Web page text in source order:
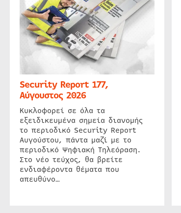
Security Report 177,
Αύγουστος 2026
Κυκλοφορεί σε όλα τα
εξειδικευμένα σημεία διανομής
το περιοδικό Security Report
Αυγούστου, πάντα μαζί με το
περιοδικό Ψηφιακή Τηλεόραση.
Στο νέο τεύχος, θα βρείτε
ενδιαφέροντα θέματα που
απευθύνο…